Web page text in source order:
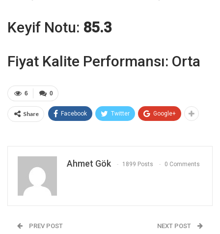
Keyif Notu: 85.3
Fiyat Kalite Performansı: Orta
0
6
Share Facebook Twitter Google+
Ahmet Gök 1899 Posts 0 Comments
PREV POST NEXT POST